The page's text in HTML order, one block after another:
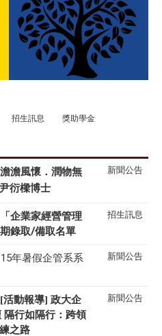
招生訊息 獎助學金
澹澹風懷．潤物無
衍樑博士
新聞公告
「企業家經營管理
錄取/備取名單
招生訊息
年暑假企管系系
新聞公告
[活動報導] 政大企
隔行如隔行：跨領
之路
新聞公告